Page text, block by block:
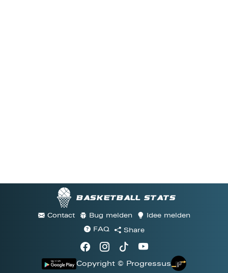
Basketball stats
Contact Bug melden
Idee melden
FAQ
Share
Copyright © Progressus